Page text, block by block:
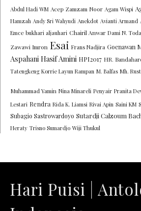
Abdul Hadi WM Acep Zamzam Noor Agam Wispi
Hamzah Andy Sri Wahyudi Anekdot Avianti Armand
Emce bukhari aljauhari Chairil Anwar Dami N. Toda
Zawawi Imron Esai Frans Nadjira Goenawan
Aspahani Hasif Amini HPI2017 HR.
Tatengkeng Korrie Layun Rampan M. Balfas Mh.
Muhammad Yamin Nina Minareli Penyair Pranita
Lestari Rendra Rida K. Liamsi Rivai Apin Saini KM
Subagio Sastrowardoyo Sutardji Calzoum
Heraty Trisno Sumardjo Wiji Thukul
Hari Puisi |